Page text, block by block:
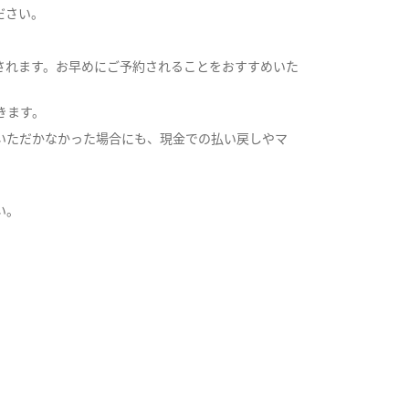
い。
ます。お早めにご予約されることをおすすめいた
す。
だかなかった場合にも、現金での払い戻しやマ